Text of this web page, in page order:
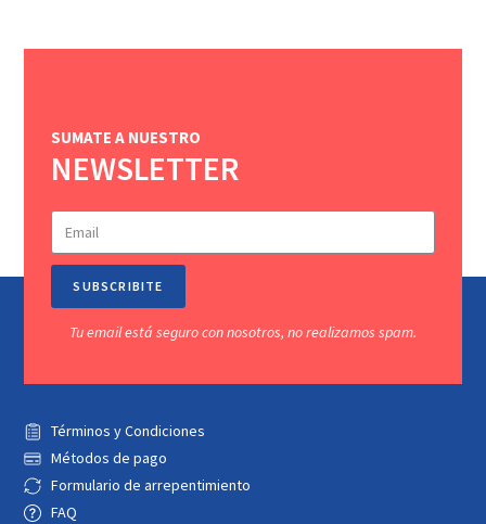
SUMATE A NUESTRO
NEWSLETTER
SUBSCRIBITE
Tu email está seguro con nosotros, no realizamos spam.
Términos y Condiciones
Métodos de pago
Formulario de arrepentimiento
FAQ